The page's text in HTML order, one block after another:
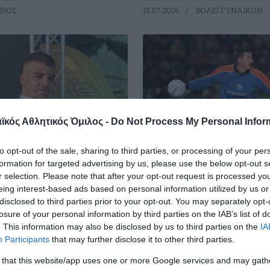
Αθλητικός Όμιλος - Do Not Process My Personal
opt-out of the sale, sharing to third parties, or processing of your
for targeted advertising by us, please use the below opt-out
selection. Please note that after your opt-out request is processed
interest-based ads based on personal information utilized by us
to third parties prior to your opt-out. You may separately
of your personal information by third parties on the IAB’s list of
This information may also be disclosed by us to third parties on the
Participants that may further disclose it to other third parties.
that this website/app uses one or more Google services and may
15.07.2026 ΒΟΛΕΪ ΓΥΝΑΙΚΩΝ
στο
ο
κατέκτησε το
στους Βαλκανικούς
Στα ψηλότερα
της Ευρώπης!
Ο γκολκίπερ του Παναθηναϊκού
Βάντσικ μπήκε στο top 5 των
περισσότερες clean sheets στο
League (από το 1992) το 1996 και
στο top15 μέχρι και την σεζόν
μοναδικός πορτιέρο που έχει